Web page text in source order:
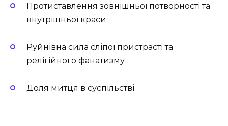
Протиставлення зовнішньої потворності та
внутрішньої краси
Руйнівна сила сліпої пристрасті та
релігійного фанатизму
Доля митця в суспільстві